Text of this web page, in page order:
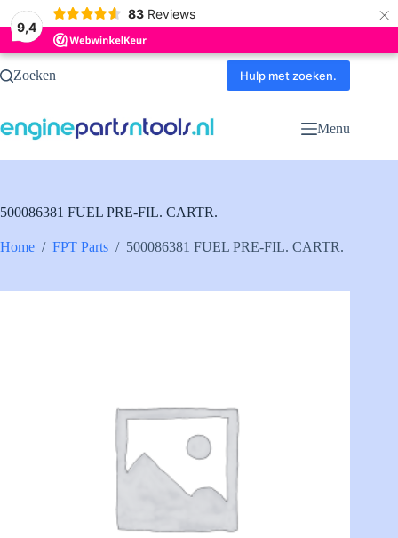
9,4
83 Reviews ×
Ga
naarZoeken Hulp met zoeken.
Menu
500086381 FUEL PRE-FIL. CARTR.
Home / FPT Parts / 500086381 FUEL PRE-FIL. CARTR.